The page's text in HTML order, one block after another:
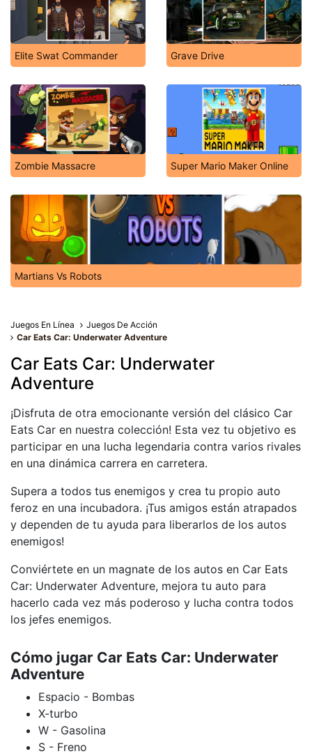
Elite Swat Commander Grave Drive
Zombie Massacre Super Mario Maker Online
Martians Vs Robots
Juegos En Línea
Juegos De Acción
Car Eats Car: Underwater Adventure
Car Eats Car: Underwater
Adventure
¡Disfruta de otra emocionante versión del clásico Car
Eats Car en nuestra colección! Esta vez tu objetivo es
participar en una lucha legendaria contra varios rivales
en una dinámica carrera en carretera.
Supera a todos tus enemigos y crea tu propio auto
feroz en una incubadora. ¡Tus amigos están atrapados
y dependen de tu ayuda para liberarlos de los autos
enemigos!
Conviértete en un magnate de los autos en Car Eats
Car: Underwater Adventure, mejora tu auto para
hacerlo cada vez más poderoso y lucha contra todos
los jefes enemigos.
Cómo jugar Car Eats Car: Underwater
Adventure
Espacio - Bombas
X-turbo
W - Gasolina
S - Freno